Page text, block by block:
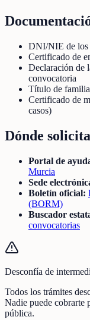
DNI/NIE de los
Certificado de
Declaración de
convocatoria
Título de
Certificado de
casos)
Dónde
Portal de
Murcia
Sede
Boletín oficial:
(BORM)
Buscador
convocatorias
Desconfía de
Todos los trámites
Nadie puede cobrarte
pública.